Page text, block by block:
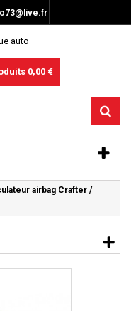
0,00 €
airbag Crafter /